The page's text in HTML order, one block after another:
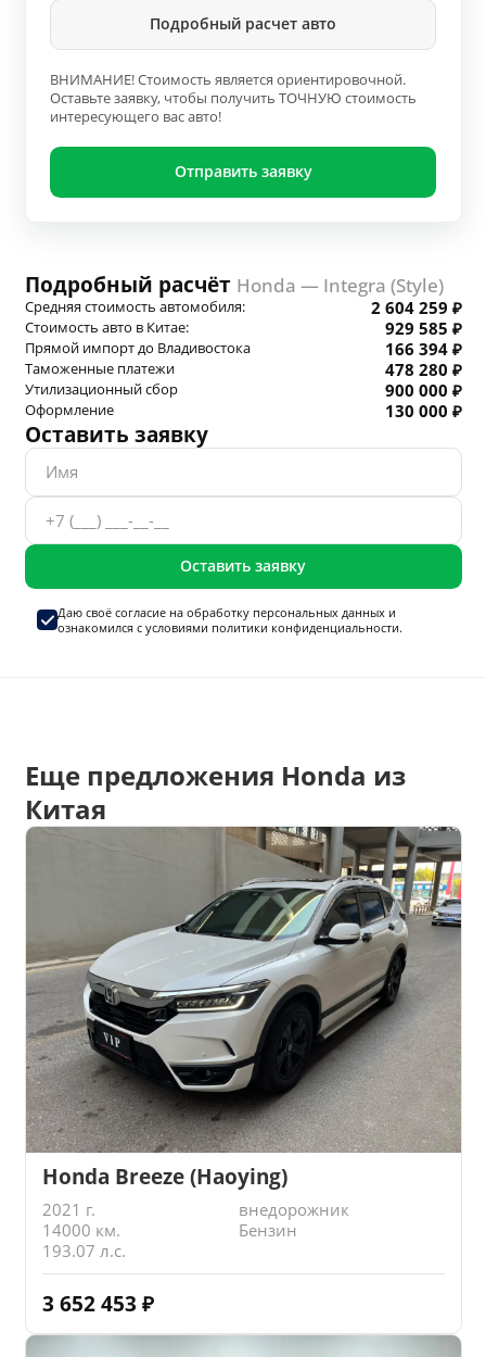
Подробный расчет авто
ВНИМАНИЕ! Стоимость является ориентировочной.
Оставьте заявку, чтобы получить ТОЧНУЮ стоимость
интересующего вас авто!
Отправить заявку
Подробный расчёт Honda — Integra (Style)
Средняя стоимость автомобиля: 2 604 259 ₽
Стоимость авто в Китае: 929 585 ₽
Прямой импорт до Владивостока 166 394 ₽
Таможенные платежи 478 280 ₽
Утилизационный сбор 900 000 ₽
Оформление 130 000 ₽
Оставить заявку
Оставить заявку
Даю своё согласие на обработку персональных данныхи
ознакомился с условиями политики конфиденциальности.
Еще предложения Honda из
Китая
Honda Breeze (Haoying)
2021 г.
внедорожник
14000 км.
Бензин
193.07 л.с.
3 652 453 ₽